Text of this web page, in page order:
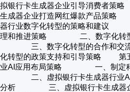
拟银行卡生成器企业引导消费
生成器企业打造网红爆款产品策略
器行业数字化转型的策略和建
理和推进策略 二、数字化转型
三、数字化转型的合作和
化转型的政策支持和引导策略 第
业AI应用布局策略 一、制定科
二、虚拟银行卡生成器行业AI
分析 三、虚拟银行卡生成器企